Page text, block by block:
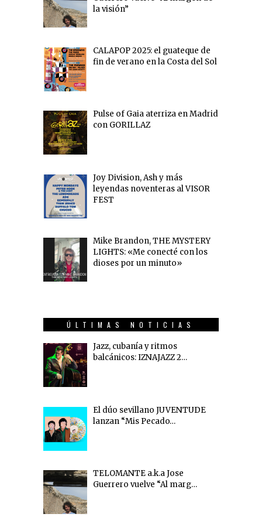
la visión”
CALAPOP 2025: el guateque de
fin de verano en la Costa del Sol
Pulse of Gaia aterriza en Madrid
con GORILLAZ
Joy Division, Ash y más
leyendas noventeras al VISOR
FEST
Mike Brandon, THE MYSTERY
LIGHTS: «Me conecté con los
dioses por un minuto»
ÚLTIMAS NOTICIAS
Jazz, cubanía y ritmos
balcánicos: IZNAJAZZ 2…
El dúo sevillano JUVENTUDE
lanzan “Mis Pecado…
TELOMANTE a.k.a Jose
Guerrero vuelve “Al marg…